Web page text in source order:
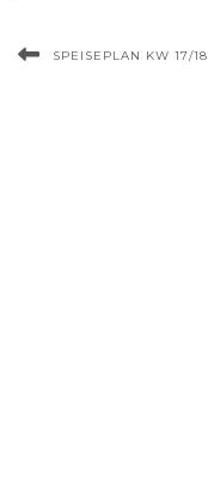
SPEISEPLAN KW 17/18